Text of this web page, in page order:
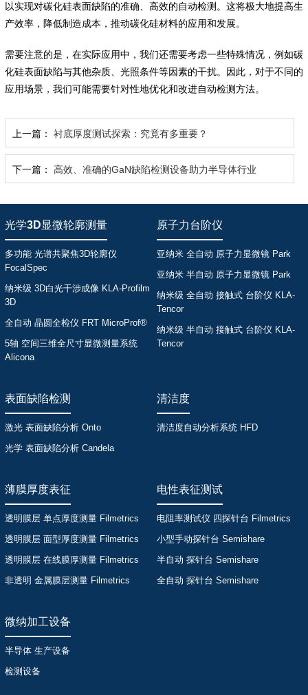
以实现对碳化硅表面缺陷的准确、高效的自动检测。这将极大地提高生
产效率，降低制造成本，推动碳化硅材料的应用和发展。
需要注意的是，在实际应用中，我们还需要考虑一些特殊情况，例如碳
化硅表面缺陷与其他杂质、光照条件等因素的干扰。因此，对于不同的
应用场景，我们可能需要针对性地优化和改进自动检测方法。
上一篇： 衬底厚度测试探索：究竟有多重要？
下一篇： 高效、准确的GaN缺陷检测设备助力半导体行业
光学3D显微轮廓测量
多功能 光谱共聚焦3D轮廓仪
FocalSpec
纳米级 3D白光干涉成像 KLA-Profilm
3D
全自动 晶圆全检仪 FRT MicroProf®
5轴 空间三维全尺寸显微测量系统
Alicona
原子力台阶仪
亚纳米 全自动 原子力显微镜 Park
亚纳米 半自动 原子力显微镜 Park
纳米级 全自动 接触式 台阶仪 KLA-
Tencor
纳米级 半自动 接触式 台阶仪 KLA-
Tencor
表面缺陷检测
激光 表面缺陷分析 Onto
光学 表面缺陷分析 Candela
清洁度
清洁度自动分析系统 HFD
薄膜厚度表征
透明膜层 单点厚度测量 Filmetrics
透明膜层 面型厚度测量 Filmetrics
透明膜层 在线膜厚测量 Filmetrics
非透明 金属膜层测量 Filmetrics
电性表征测试
电阻率测试仪 四探针台 Filmetrics
小型手动探针台 Semishare
半自动 探针台 Semishare
全自动 探针台 Semishare
微纳加工设备
半导体 生产设备
检测设备